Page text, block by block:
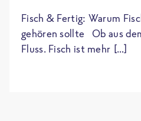
Fisch & Fertig: Warum
gehören sollte Ob aus
Fluss. Fisch ist mehr […]